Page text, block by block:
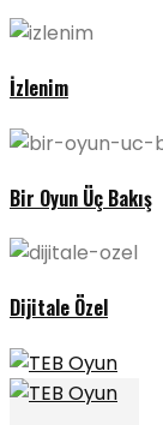
İzlenim
Bir Oyun Üç Bakış
Dijitale Özel